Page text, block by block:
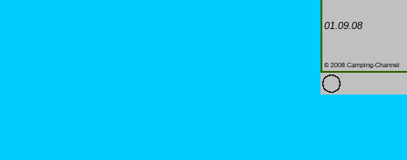
01.09.08
© 2008 Camping-Channel